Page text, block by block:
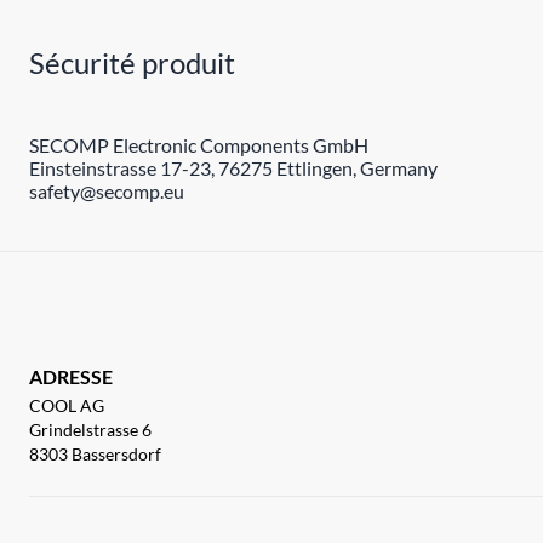
Sécurité produit
SECOMP Electronic Components GmbH
Einsteinstrasse 17-23, 76275 Ettlingen, Germany
safety@secomp.eu
ADRESSE
COOL AG
Grindelstrasse 6
8303 Bassersdorf